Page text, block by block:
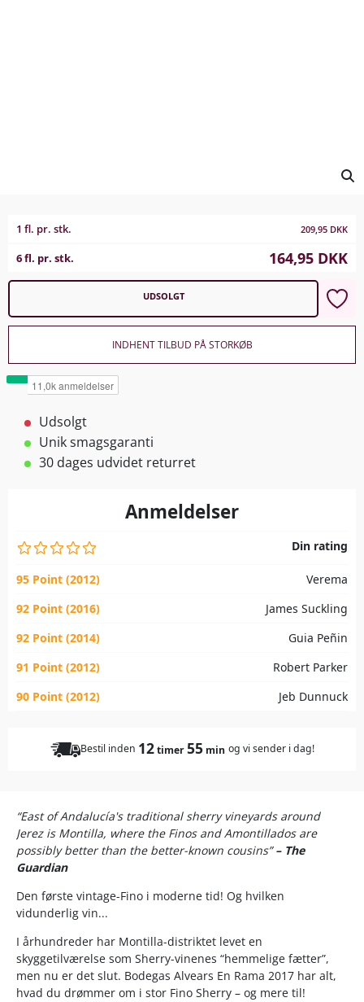
1 fl. pr. stk. 209,95 DKK
6 fl. pr. stk. 164,95 DKK
UDSOLGT
INDHENT TILBUD PÅ STORKØB
Udsolgt
Unik smagsgaranti
30 dages udvidet returret
Anmeldelser
Din rating
95 Point (2012)
Verema
92 Point (2016)
James Suckling
92 Point (2014)
Guia Peñin
91 Point (2012)
Robert Parker
90 Point (2012)
Jeb Dunnuck
Bestil inden 12timer55 min og vi sender i dag!
“East of Andalucía's traditional sherry vineyards around
Jerez is Montilla, where the Finos and Amontillados are
possibly better than the better-known cousins”– The
Guardian
Den første vintage-Fino i moderne tid! Og hvilken
vidunderlig vin...
I århundreder har Montilla-distriktet levet en
skyggetilværelse som Sherry-vinenes “hemmelige fætter”,
men nu er det slut. Bodegas Alvears En Rama 2017 har alt,
hvad du drømmer om i stor Fino Sherry – og mere til!